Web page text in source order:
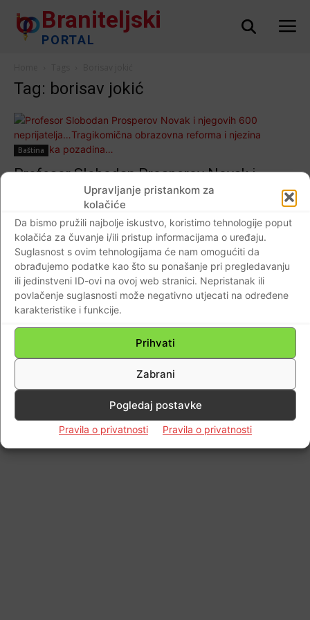
Upravljanje pristankom za
kolačiće
Da bismo pružili najbolje iskustvo, koristimo tehnologije poput
kolačića za čuvanje i/ili pristup informacijama o uređaju.
Suglasnost s ovim tehnologijama će nam omogućiti da
obrađujemo podatke kao što su ponašanje pri pregledavanju
ili jedinstveni ID-ovi na ovoj web stranici. Nepristanak ili
povlačenje suglasnosti može negativno utjecati na određene
karakteristike i funkcije.
Prihvati
Zabrani
Pogledaj postavke
Pravila o privatnosti Pravila o privatnosti
Braniteljski
PORTAL
Tag: borisav jokić
Baština
Profesor Slobodan Prosperov Novak i
njegovih 600 neprijatelja…Tragikomična
obrazovna reforma i njezina trgovačka
pozadina…
Braniteljski portal - 19.10.2018
Impressum Kontaktirajte nas
© Newspaper WordPress Theme by TagDiv